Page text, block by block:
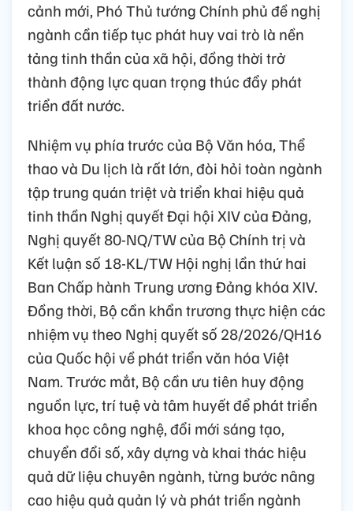
cảnh mới, Phó Thủ tướng Chính phủ đề nghị
ngành cần tiếp tục phát huy vai trò là nền
tảng tinh thần của xã hội, đồng thời trở
thành động lực quan trọng thúc đẩy phát
triển đất nước.
Nhiệm vụ phía trước của Bộ Văn hóa, Thể
thao và Du lịch là rất lớn, đòi hỏi toàn ngành
tập trung quán triệt và triển khai hiệu quả
tinh thần Nghị quyết Đại hội XIV của Đảng,
Nghị quyết 80-NQ/TW của Bộ Chính trị và
Kết luận số 18-KL/TW Hội nghị lần thứ hai
Ban Chấp hành Trung ương Đảng khóa XIV.
Đồng thời, Bộ cần khẩn trương thực hiện các
nhiệm vụ theo Nghị quyết số 28/2026/QH16
của Quốc hội về phát triển văn hóa Việt
Nam. Trước mắt, Bộ cần ưu tiên huy động
nguồn lực, trí tuệ và tâm huyết để phát triển
khoa học công nghệ, đổi mới sáng tạo,
chuyển đổi số, xây dựng và khai thác hiệu
quả dữ liệu chuyên ngành, từng bước nâng
cao hiệu quả quản lý và phát triển ngành